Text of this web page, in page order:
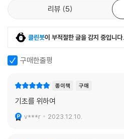
PAR
PAR 후 시뮬레이션
최종 이미지(GDSII) 생성
ISE 다운로드
툴 익히기
4.7 샘플 코딩 따라하기
리뷰 5
클린봇이 부적절한 글을 감지 중입니다.
구매한줄평
종이책 구매
기초를 위하여
v***r 2023.12.10.